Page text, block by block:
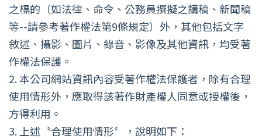
之標的（如法律、命令、公務員撰擬之講稿、新聞稿
等--請參考著作權法第9條規定）外，其他包括文字
敘述、攝影、圖片、錄音、影像及其他資訊，均受著
作權法保護。
2.本公司網站資訊內容受著作權法保護者，除有合理
使用情形外，應取得該著作財產權人同意或授權後，
方得利用。
3. 上述〝合理使用情形〞，說明如下：